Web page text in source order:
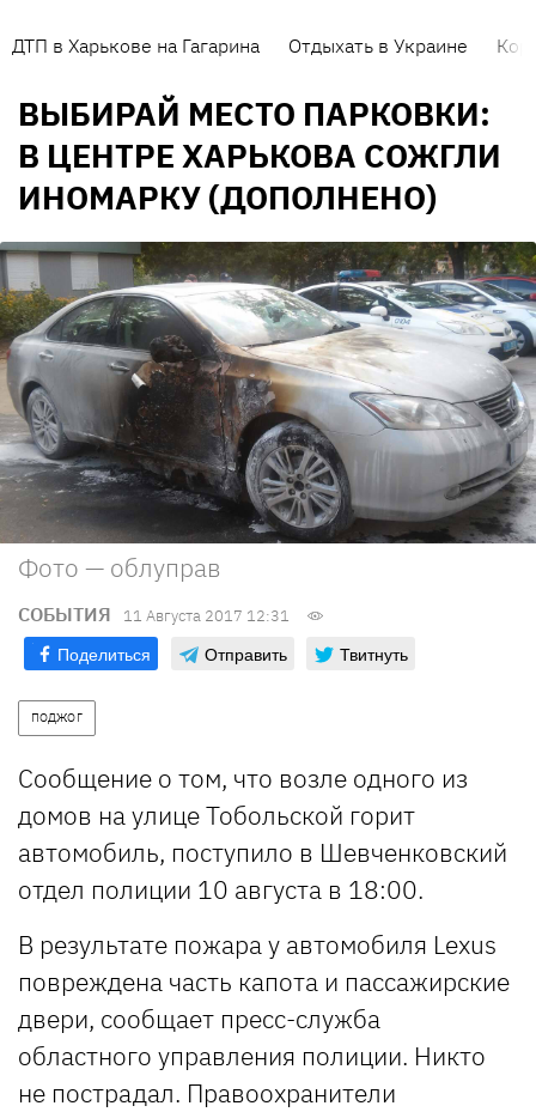
ДТП в Харькове на Гагарина Отдыхать в Украине
ВЫБИРАЙ МЕСТО ПАРКОВКИ:
В ЦЕНТРЕ ХАРЬКОВА СОЖГЛИ
ИНОМАРКУ (ДОПОЛНЕНО)
Фото — облуправ
СОБЫТИЯ 11 Августа 2017 12:31
Поделиться Отправить Твитнуть
ПОДЖОГ
Сообщение о том, что возле одного из
домов на улице Тобольской горит
автомобиль, поступило в Шевченковский
отдел полиции 10 августа в 18:00.
В результате пожара у автомобиля Lexus
повреждена часть капота и пассажирские
двери, сообщает пресс-служба
областного управления полиции. Никто
не пострадал. Правоохранители